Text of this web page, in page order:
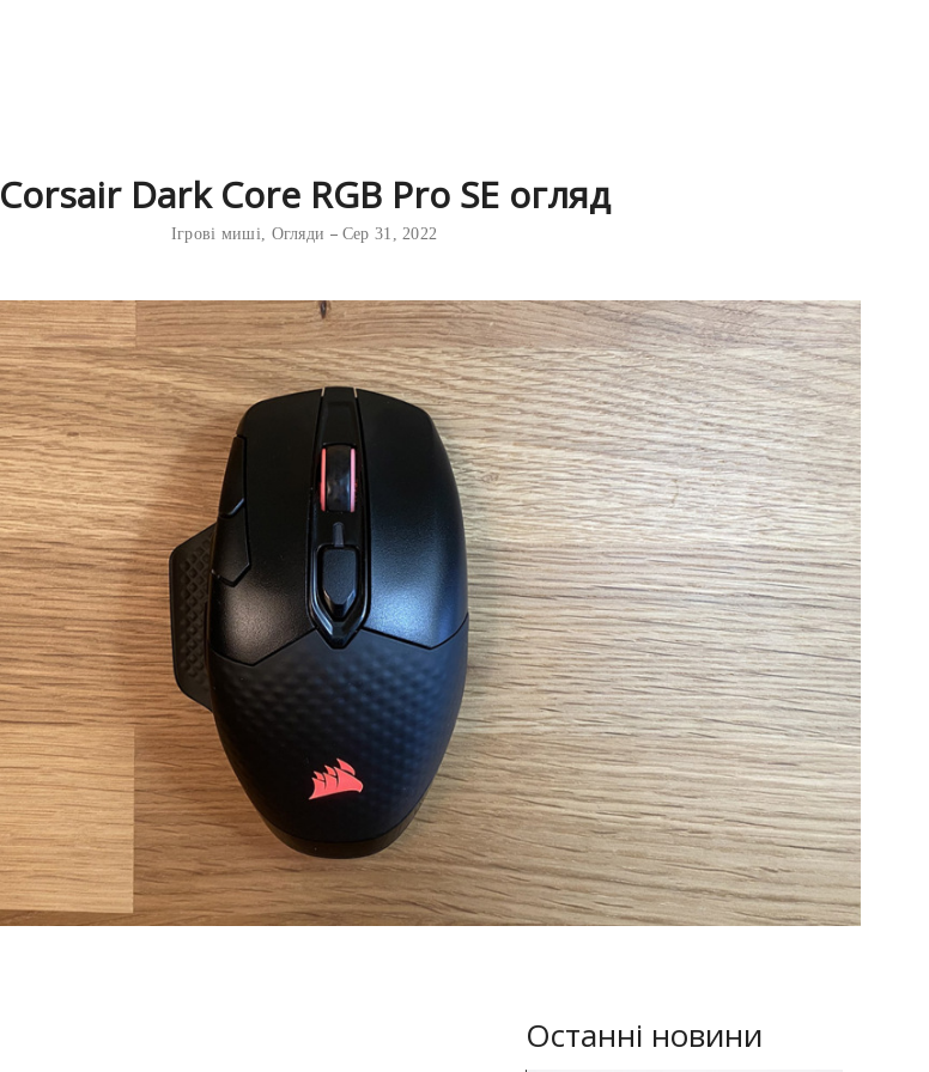
Corsair Dark Core RGB Pro SE огляд
Ігрові миші, Огляди Сер 31, 2022
Останні новини